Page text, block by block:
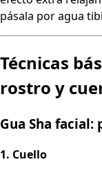
pásala por agua
Técnicas
rostro y
Gua Sha facial:
1. Cuello